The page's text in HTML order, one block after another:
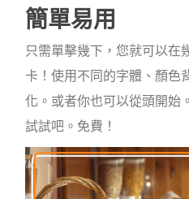
簡單易用
只需單擊幾下，您就可以在
卡！使用不同的字體、顏色
化。或者你也可以從頭開始
試試吧。免費！